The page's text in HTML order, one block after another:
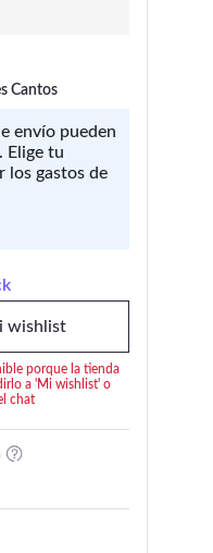
Cantos
envío pueden
Elige tu
los gastos de
wishlist
porque la tienda
a 'Mi wishlist' o
chat